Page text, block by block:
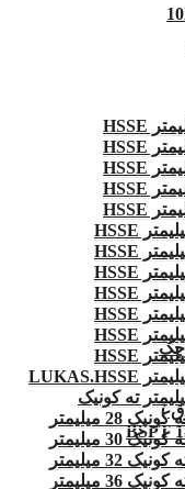
میلیمتر
30 میلیمتر
میلیمتر
میلیمتر